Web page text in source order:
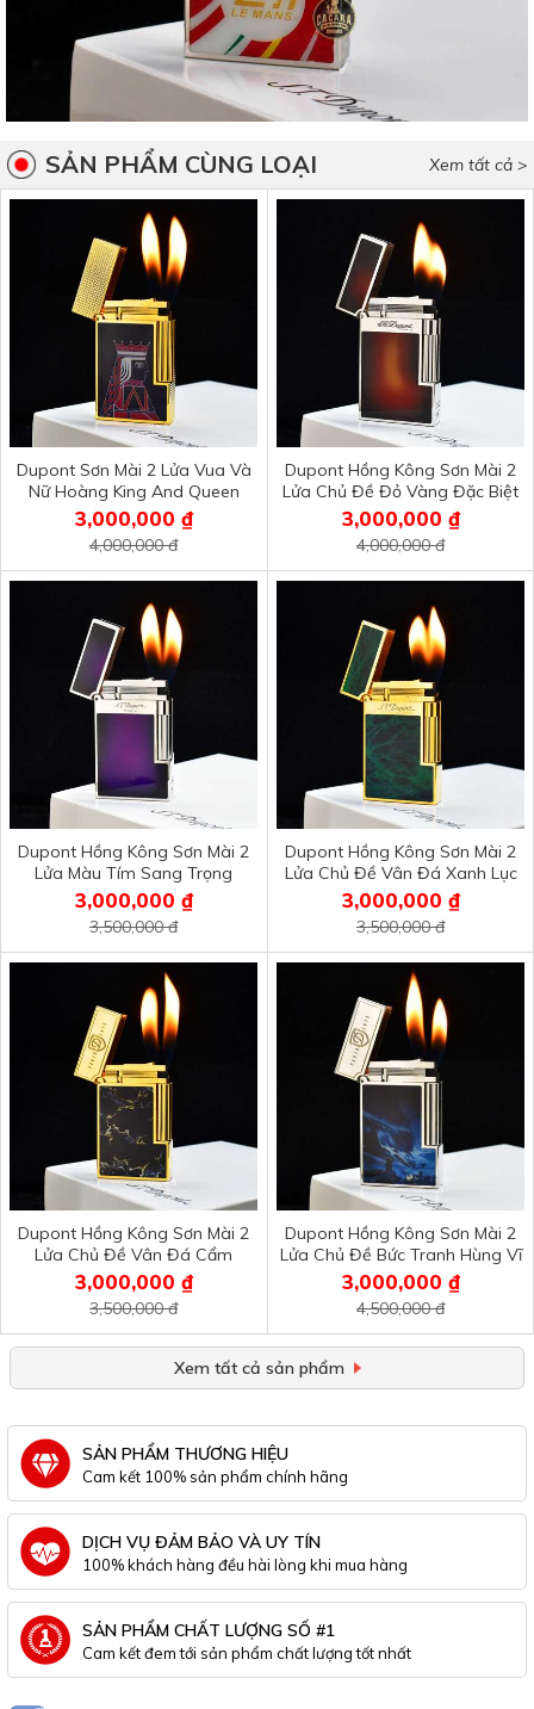
Xem tất cả >
SẢN PHẨM CÙNG LOẠI
Dupont Sơn Mài 2 Lửa Vua Và
Nữ Hoàng King And Queen
D2L24
3,000,000 ₫
4,000,000 đ
Dupont Hồng Kông Sơn Mài 2
Lửa Chủ Đề Đỏ Vàng Đặc Biệt
D2L23
3,000,000 ₫
4,000,000 đ
Dupont Hồng Kông Sơn Mài 2
Lửa Màu Tím Sang Trọng
D2L22
3,000,000 ₫
3,500,000 đ
Dupont Hồng Kông Sơn Mài 2
Lửa Chủ Đề Vân Đá Xanh Lục
D2L21
3,000,000 ₫
3,500,000 đ
Dupont Hồng Kông Sơn Mài 2
Lửa Chủ Đề Vân Đá Cẩm
Thạch D2L20
3,000,000 ₫
3,500,000 đ
Dupont Hồng Kông Sơn Mài 2
Lửa Chủ Đề Bức Tranh Hùng Vĩ
D2L19
3,000,000 ₫
4,500,000 đ
Xem tất cả sản phẩm
SẢN PHẨM THƯƠNG HIỆU
Cam kết 100% sản phẩm chính hãng
DỊCH VỤ ĐẢM BẢO VÀ UY TÍN
100% khách hàng đều hài lòng khi mua hàng
SẢN PHẨM CHẤT LƯỢNG SỐ #1
Cam kết đem tới sản phẩm chất lượng tốt nhất